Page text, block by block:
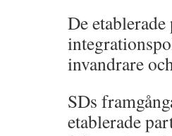
De
invandrare
SDs
etablerade